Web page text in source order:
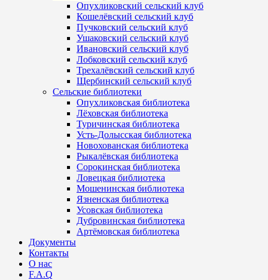
Опухликовский сельский клуб
Кошелёвский сельский клуб
Пучковский сельский клуб
Ушаковский сельский клуб
Ивановский сельский клуб
Лобковский сельский клуб
Трехалёвский сельский клуб
Щербинский сельский клуб
Сельские библиотеки
Опухликовская библиотека
Лёховская библиотека
Туричинская библиотека
Усть-Долысская библиотека
Новохованская библиотека
Рыкалёвская библиотека
Сорокинская библиотека
Ловецкая библиотека
Мошенинская библиотека
Язненская библиотека
Усовская библиотека
Дубровинская библиотека
Артёмовская библиотека
Документы
Контакты
О нас
F.A.Q